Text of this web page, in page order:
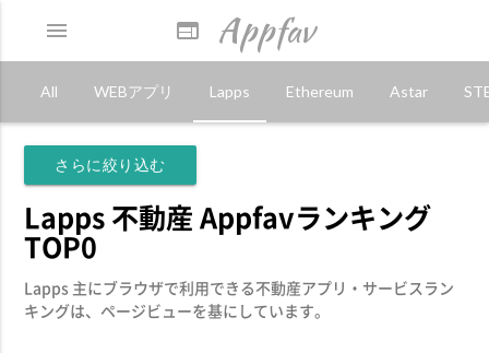
web Appfav
menu
All WEBアプリ Lapps Ethereum Astar
さらに絞り込む
Lapps 不動産 Appfavランキング
TOP0
Lapps 主にブラウザで利用できる不動産アプリ・サービスラン
キングは、ページビューを基にしています。